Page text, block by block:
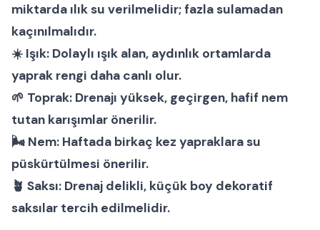
miktarda ılık su verilmelidir; fazla sulamadan
kaçınılmalıdır.
☀️ Işık: Dolaylı ışık alan, aydınlık ortamlarda
yaprak rengi daha canlı olur.
🌱 Toprak: Drenajı yüksek, geçirgen, hafif nem
tutan karışımlar önerilir.
🌬 Nem: Haftada birkaç kez yapraklara su
püskürtülmesi önerilir.
🪴 Saksı: Drenaj delikli, küçük boy dekoratif
saksılar tercih edilmelidir.